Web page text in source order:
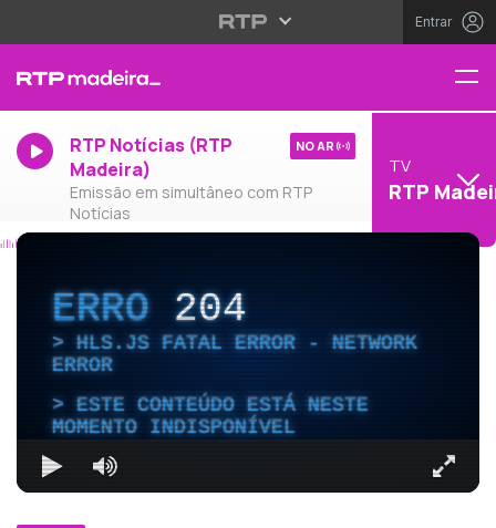
Entrar
RTP Notícias (RTP
Madeira)
Emissão em simultâneo com RTP
Notícias
NO AR
TV
RTP
ERRO204
HLS.JS FATAL ERROR - NETWORK
ERROR
ESTE CONTEÚDO ESTÁ NESTE
MOMENTO INDISPONÍVEL